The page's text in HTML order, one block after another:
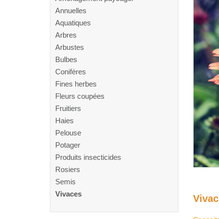
Annuelles
Aquatiques
Arbres
Arbustes
Bulbes
Conifères
Fines herbes
Fleurs coupées
Fruitiers
Haies
Pelouse
Potager
Produits insecticides
Rosiers
Semis
Vivaces